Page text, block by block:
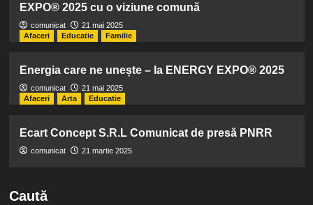
EXPO® 2025 cu o viziune comună
comunicat
21 mai 2025
Afaceri
Educatie Familie
Energia care ne unește – la ENERGY EXPO® 2025
comunicat
21 mai 2025
Afaceri
Arta Educatie
Ecart Concept S.R.L Comunicat de presă PNRR
comunicat 21 martie 2025
Caută